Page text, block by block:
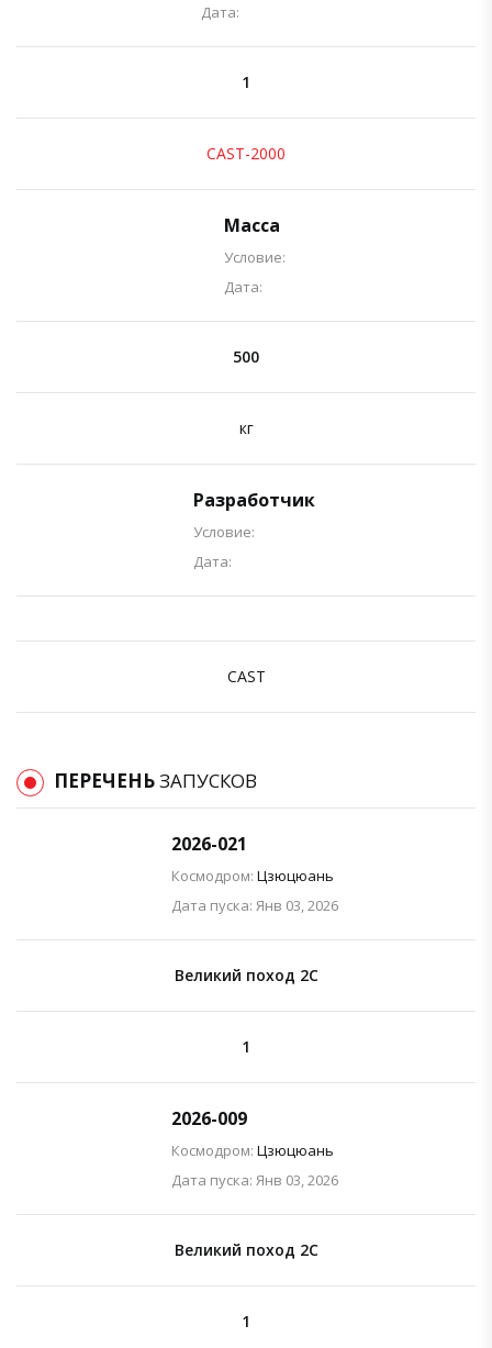
Дата:
1
CAST-2000
Масса
Условие:
Дата:
500
кг
Разработчик
Условие:
Дата:
CAST
ПЕРЕЧЕНЬЗАПУСКОВ
2026-021
Космодром: Цзюцюань
Дата пуска: Янв 03, 2026
Великий поход 2C
1
2026-009
Космодром: Цзюцюань
Дата пуска: Янв 03, 2026
Великий поход 2C
1